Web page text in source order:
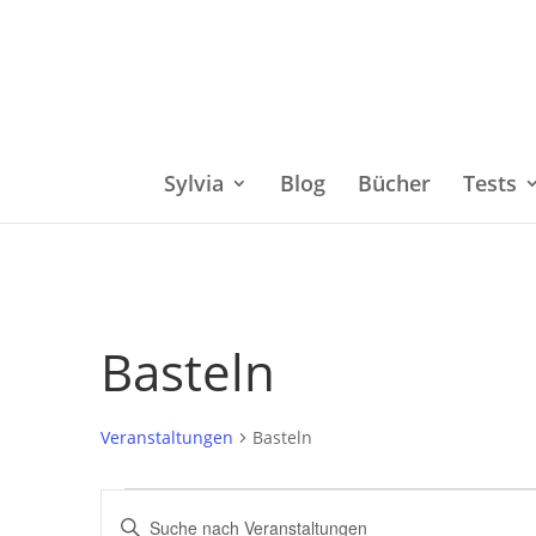
Sylvia Blog Bücher Tests
Basteln
Veranstaltungen Basteln
Veranstaltungen
Bitte